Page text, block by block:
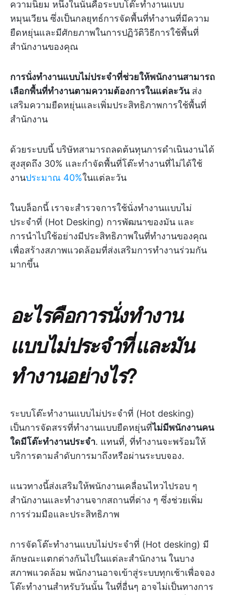
ความนิยม หนึ่งในนั้นคือระบบโต๊ะทำงานแบบ
หมุนเวียน ซึ่งเป็นกลยุทธ์การจัดพื้นที่ทำงานที่มีความ
ยืดหยุ่นและมีศักยภาพในการปฏิวัติวิธีการใช้พื้นที่
สำนักงานของคุณ
การนั่งทำงานแบบไม่ประจำที่ช่วยให้พนักงานสามารถ
เลือกพื้นที่ทำงานตามความต้องการในแต่ละวันส่ง
เสริมความยืดหยุ่นและเพิ่มประสิทธิภาพการใช้พื้นที่
สำนักงาน
ด้วยระบบนี้ บริษัทสามารถลดต้นทุนการดำเนินงานได้
สูงสุดถึง 30% และกำจัดพื้นที่โต๊ะทำงานที่ไม่ได้ใช้
งานประมาณ 40%ในแต่ละวัน
ในบล็อกนี้ เราจะสำรวจการใช้นั่งทำงานแบบไม่
ประจำที่ (Hot Desking) การพัฒนาของมัน และ
การนำไปใช้อย่างมีประสิทธิภาพในที่ทำงานของคุณ
เพื่อสร้างสภาพแวดล้อมที่ส่งเสริมการทำงานร่วมกัน
มากขึ้น
อะไรคือการนั่งทำงาน
แบบไม่ประจำที่ และมัน
ทำงานอย่างไร?
ระบบโต๊ะทำงานแบบไม่ประจำที่ (Hot desking)
เป็นการจัดสรรที่ทำงานแบบยืดหยุ่นที่ไม่มีพนักงานคน
ใดมีโต๊ะทำงานประจำ. แทนที่, ที่ทำงานจะพร้อมให้
บริการตามลำดับการมาถึงหรือผ่านระบบจอง.
แนวทางนี้ส่งเสริมให้พนักงานเคลื่อนไหวไปรอบ ๆ
สำนักงานและทำงานจากสถานที่ต่าง ๆ ซึ่งช่วยเพิ่ม
การร่วมมือและประสิทธิภาพ
การจัดโต๊ะทำงานแบบไม่ประจำที่ (Hot desking) มี
ลักษณะแตกต่างกันไปในแต่ละสำนักงาน ในบาง
สภาพแวดล้อม พนักงานอาจเข้าสู่ระบบทุกเช้าเพื่อจอง
โต๊ะทำงานสำหรับวันนั้น ในที่อื่นๆ อาจไม่เป็นทางการ